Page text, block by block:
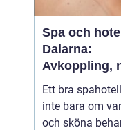
Spa och
Dalarna:
Avkoppling,
och
i hjärtat av
landskapet
Ett bra
inte bara om
och sköna